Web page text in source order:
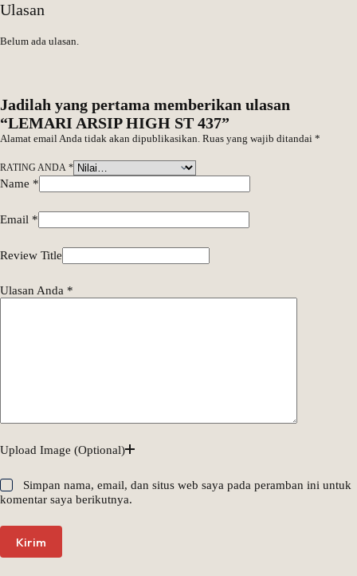
Ulasan
Belum ada ulasan.
Jadilah yang pertama memberikan ulasan
“LEMARI ARSIP HIGH ST 437”
Alamat email Anda tidak akan dipublikasikan. Ruas yang wajib ditandai *
RATING ANDA *
Name *
Email *
Review Title
Ulasan Anda *
Upload Image (Optional)
Simpan nama, email, dan situs web saya pada peramban ini untuk
komentar saya berikutnya.
Kirim